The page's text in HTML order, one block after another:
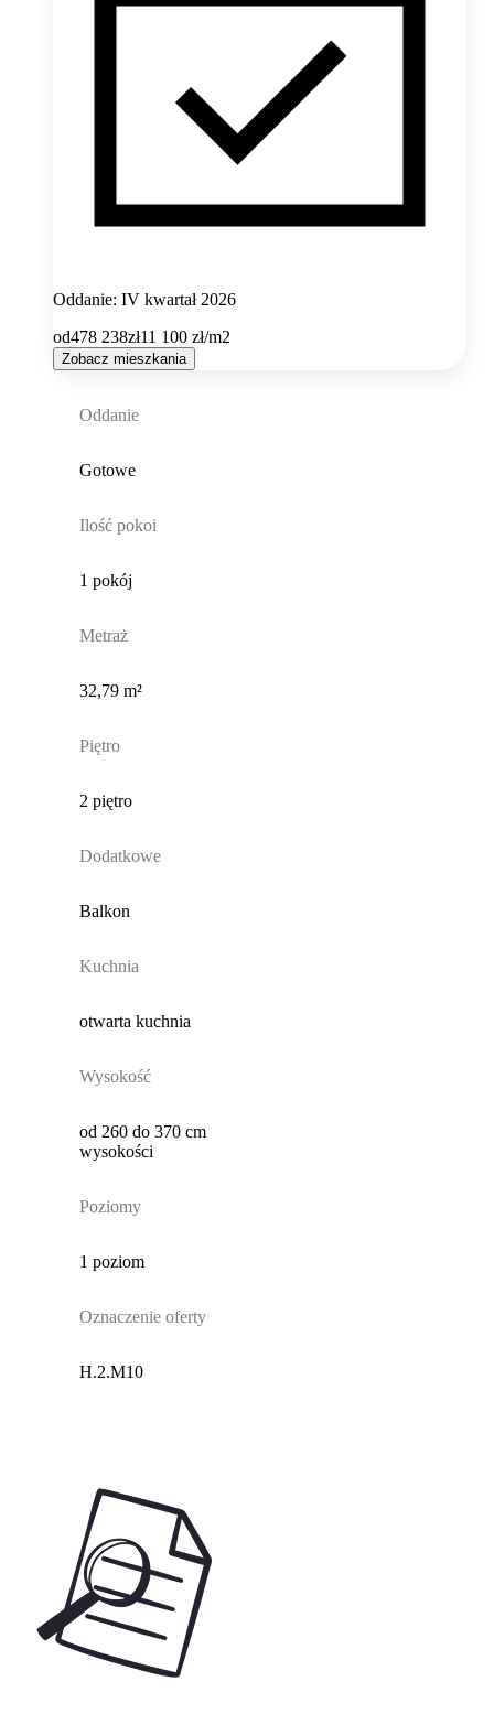
Oddanie: IV kwartał 2026
od478 238zł11 100 zł/m2
Zobacz mieszkania
Oddanie
Gotowe
Ilość pokoi
1 pokój
Metraż
32,79 m²
Piętro
2 piętro
Dodatkowe
Balkon
Kuchnia
otwarta kuchnia
Wysokość
od 260 do 370 cm
wysokości
Poziomy
1 poziom
Oznaczenie oferty
H.2.M10